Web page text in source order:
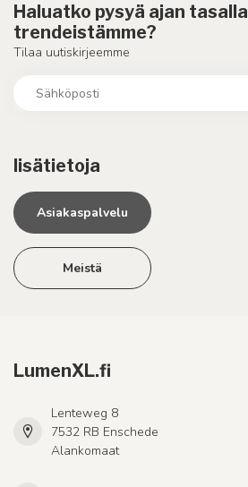
lisätietoja
Asiakaspalvelu
Meistä
Haluatko pysyä ajan tasalla
trendeistämme?
Tilaa uutiskirjeemme
LumenXL.fi
Lenteweg 8
7532 RB Enschede
Alankomaat